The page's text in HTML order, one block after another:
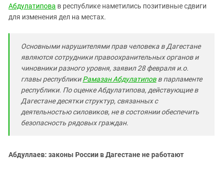
Абдулатипова в республике наметились позитивные сдвиги
для изменения дел на местах.
Основными нарушителями прав человека в Дагестане
являются сотрудники правоохранительных органов и
чиновники разного уровня, заявил 28 февраля и.о.
главы республикиРамазан Абдулатиповв парламенте
республики. По оценке Абдулатипова, действующие в
Дагестане десятки структур, связанных с
деятельностью силовиков, не в состоянии обеспечить
безопасность рядовых граждан.
Абдуллаев: законы России в Дагестане не работают